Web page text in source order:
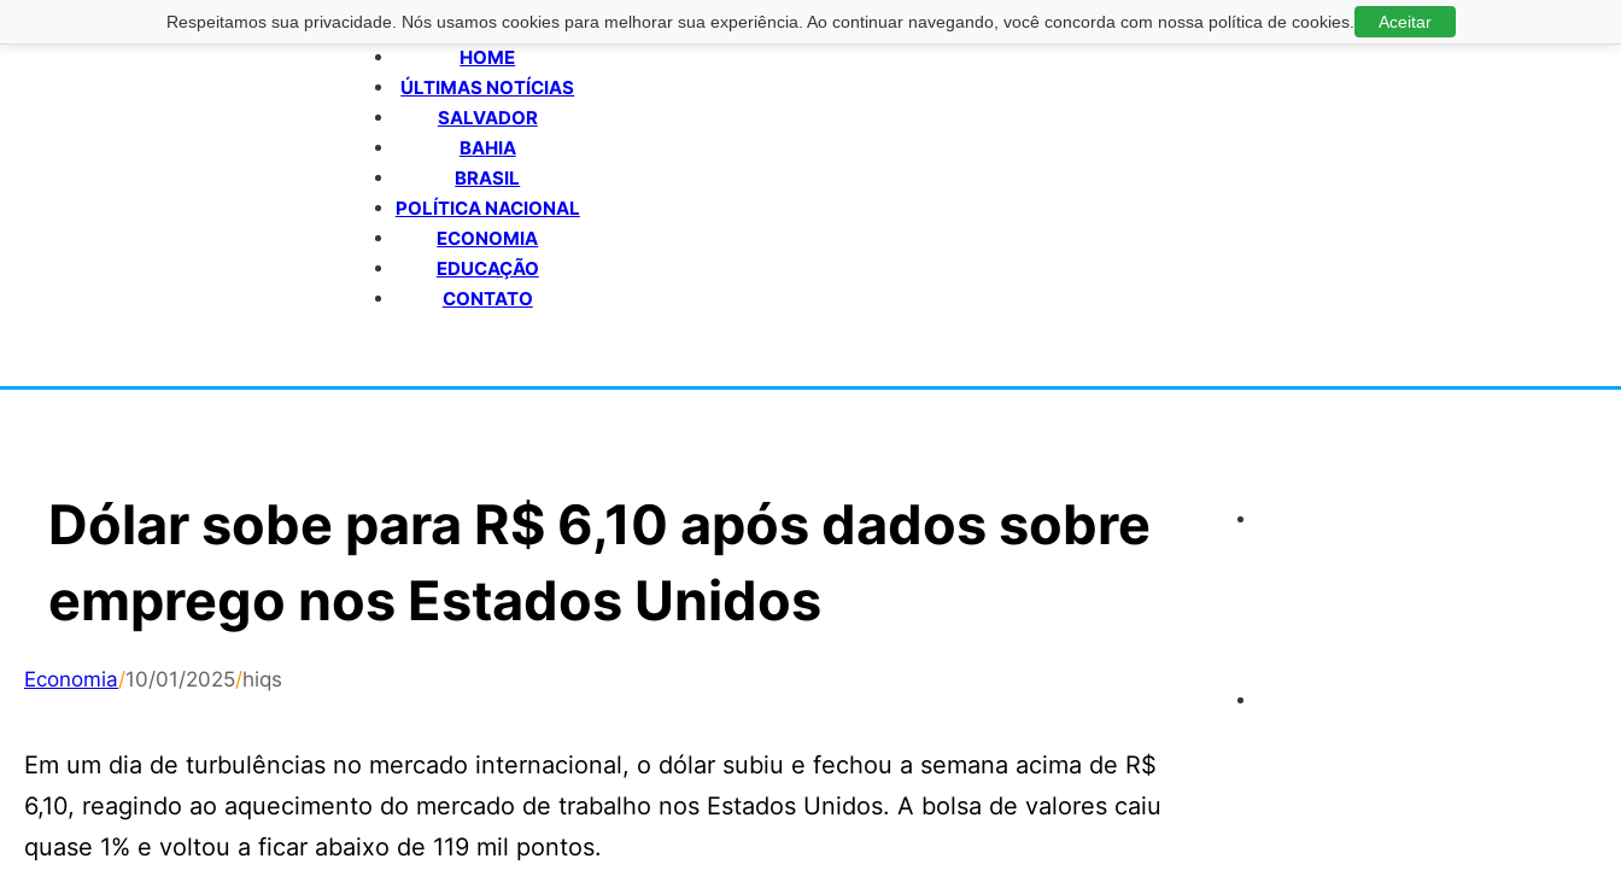
Respeitamos sua privacidade. Nós usamos cookies para melhorar sua experiência. Ao continuar navegando, você concorda com nossa política de cookies. Aceitar
HOME
ÚLTIMAS NOTÍCIAS
SALVADOR
BAHIA
BRASIL
POLÍTICA NACIONAL
ECONOMIA
EDUCAÇÃO
CONTATO
Dólar sobe para R$ 6,10 após dados sobre
emprego nos Estados Unidos
Economia/10/01/2025/hiqs
Em um dia de turbulências no mercado internacional, o dólar subiu e fechou a semana acima de R$
6,10, reagindo ao aquecimento do mercado de trabalho nos Estados Unidos. A bolsa de valores caiu
quase 1% e voltou a ficar abaixo de 119 mil pontos.